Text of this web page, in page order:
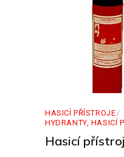
HASICÍ PŘÍSTROJE
HYDRANTY, HASICÍ
Hasicí